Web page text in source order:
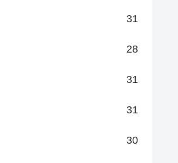
31
28
31
31
30